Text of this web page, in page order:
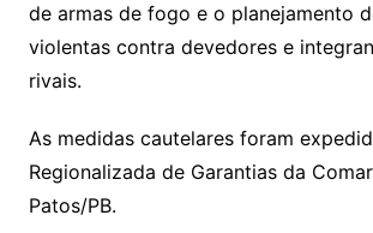
de armas de fogo e o planejamento
violentas contra devedores e
rivais.
As medidas cautelares foram
Regionalizada de Garantias da
Patos/PB.